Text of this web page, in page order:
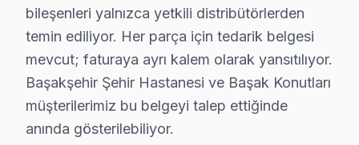
Sunny TV Servis Garanti Belgesi – Yazılı ve İmzalı Güvence
Başakşehir'de Sunny servis hizmetlerimizde
Başakşehir garanti kapsamımız — Başakşehir
• Başakşehir'de işçilik garantisi: 2 yıl
• Başakşehir servisimizde yedek parça garantisi: 2 yıl
• Başakşehir'de aynı arızanın tekrarında ücretsiz
bileşenleri yalnızca yetkili distribütörlerden
temin ediliyor. Her parça için tedarik belgesi
mevcut; faturaya ayrı kalem olarak yansıtılıyor.
Başakşehir Şehir Hastanesi ve Başak Konutları
müşterilerimiz bu belgeyi talep ettiğinde
anında gösterilebiliyor.